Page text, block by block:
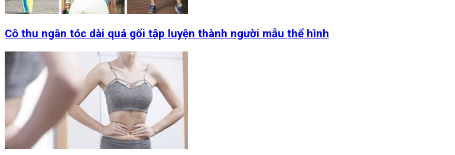
Cô thu ngân tóc dài quá gối tập luyện thành người mẫu thể hình